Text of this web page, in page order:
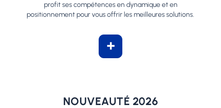
profit ses compétences en dynamique et en
positionnement pour vous offrir les meilleures solutions.
+
NOUVEAUTÉ 2026